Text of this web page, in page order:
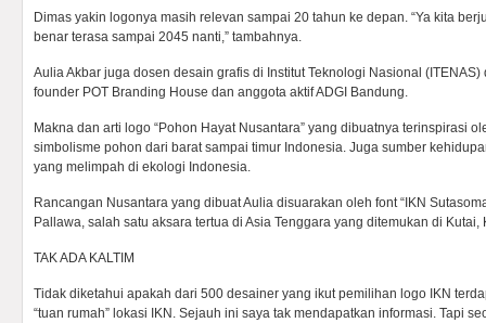
Dimas yakin logonya masih relevan sampai 20 tahun ke depan. “Ya kita
benar terasa sampai 2045 nanti,” tambahnya.
Aulia Akbar juga dosen desain grafis di Institut Teknologi Nasional
founder POT Branding House dan anggota aktif ADGI Bandung.
Makna dan arti logo “Pohon Hayat Nusantara” yang dibuatnya terinspirasi
simbolisme pohon dari barat sampai timur Indonesia. Juga sumber
yang melimpah di ekologi Indonesia.
Rancangan Nusantara yang dibuat Aulia disuarakan oleh font “IKN
Pallawa, salah satu aksara tertua di Asia Tenggara yang ditemukan di Kutai,
TAK ADA KALTIM
Tidak diketahui apakah dari 500 desainer yang ikut pemilihan logo IKN
“tuan rumah” lokasi IKN. Sejauh ini saya tak mendapatkan informasi. Tapi